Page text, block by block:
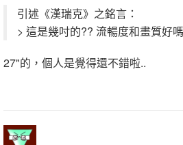
引述《漢瑞克》之銘言：
> 這是幾吋的?? 流暢度和畫質好
27"的，個人是覺得還不錯啦..